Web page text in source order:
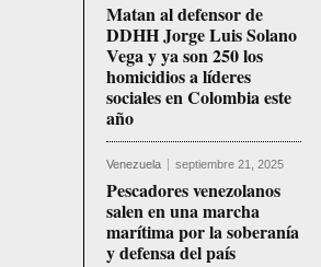
Matan al defensor de
DDHH Jorge Luis Solano
Vega y ya son 250 los
homicidios a líderes
sociales en Colombia este
año
Venezuela septiembre 21, 2025
Pescadores venezolanos
salen en una marcha
marítima por la soberanía
y defensa del país